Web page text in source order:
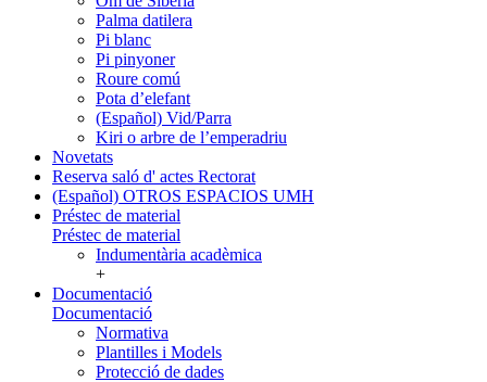
Palma datilera
Pi blanc
Pi pinyoner
Roure comú
Pota d’elefant
(Español) Vid/Parra
Kiri o arbre de l’emperadriu
Novetats
Reserva saló d' actes Rectorat
(Español) OTROS ESPACIOS UMH
Préstec de material
Préstec de material
Indumentària acadèmica
+
Documentació
Documentació
Normativa
Plantilles i Models
Protecció de dades